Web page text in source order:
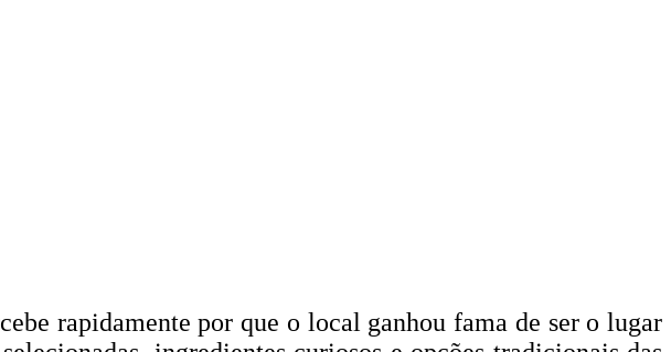
rapidamente por que o local ganhou fama de ser o lugar